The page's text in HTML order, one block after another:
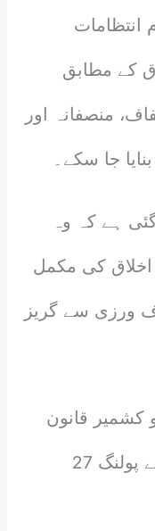
انتظامات
کے مطابق
منصفانہ اور
جا سکے۔
ہے کہ وہ
اخلاق کی مکمل
ورزی سے گریز
کشمیر قانون
ساز اسمبلی کے انتخابات کے لیے پولنگ 27